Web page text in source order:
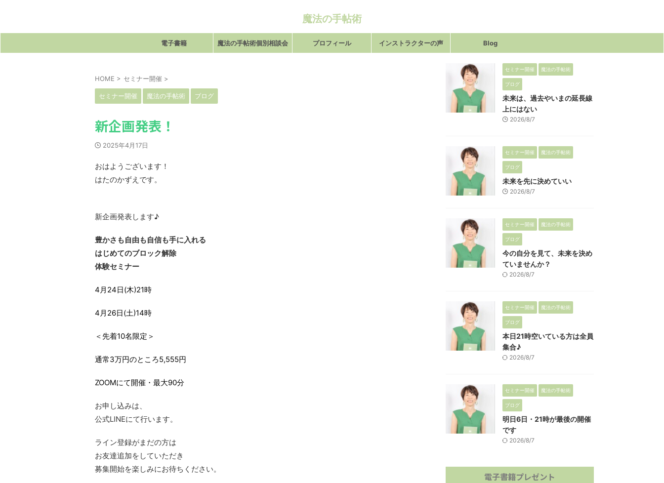
魔法の手帖術
電子書籍 魔法の手帖術個別相談会 プロフィール インストラクターの声 Blog
HOME > セミナー開催 >
セミナー開催 魔法の手帖術 ブログ
新企画発表！
2025年4月17日
おはようございます！
はたのかずえです。
新企画発表します♪
豊かさも自由も自信も手に入れる
はじめてのブロック解除
体験セミナー
4月24日(木)21時
4月26日(土)14時
＜先着10名限定＞
通常3万円のところ5,555円
ZOOMにて開催・最大90分
お申し込みは、
公式LINEにて行います。
ライン登録がまだの方は
お友達追加をしていただき
募集開始を楽しみにお待ちください。
セミナー開催 魔法の手帖術
ブログ
未来は、過去やいまの延長線
上にはない
2026/8/7
セミナー開催 魔法の手帖術
ブログ
未来を先に決めていい
2026/8/7
セミナー開催 魔法の手帖術
ブログ
今の自分を見て、未来を決め
ていませんか？
2026/8/7
セミナー開催 魔法の手帖術
ブログ
本日21時空いている方は全員
集合♪
2026/8/7
セミナー開催 魔法の手帖術
ブログ
明日6日・21時が最後の開催
です
2026/8/7
電子書籍プレゼント